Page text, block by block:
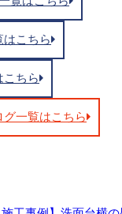
はこちら
こちら
グ一覧はこちら